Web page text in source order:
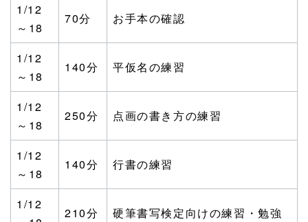
1/12
～18
70分 お手本の確認
1/12
～18
140分 平仮名の練習
1/12
～18
250分 点画の書き方の練習
1/12
～18
140分 行書の練習
1/12
210分 硬筆書写検定向けの練習・勉強